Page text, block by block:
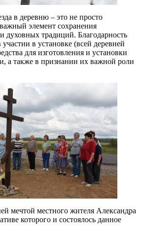
в деревню – это не просто
элемент сохранения
духовных традиций. Благодарность
в установке (всей деревней
для изготовления и установки
а также в признании их важной роли
мечтой местного жителя Александра
которого и состоялось данное